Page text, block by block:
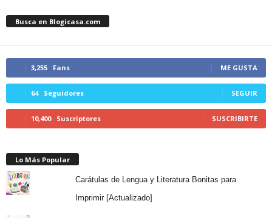
Busca en Blogicasa.com
3,255 Fans ME GUSTA
64 Seguidores SEGUIR
10,400 Suscriptores SUSCRIBIRTE
Lo Más Popular
Carátulas de Lengua y Literatura Bonitas para
Imprimir [Actualizado]